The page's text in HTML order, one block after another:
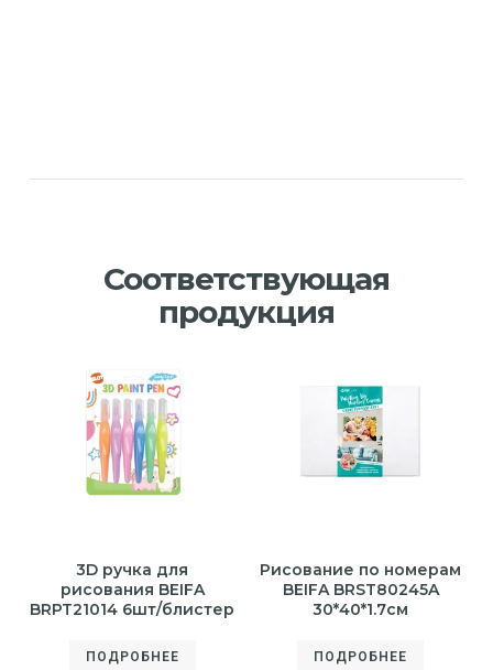
Соответствующая
продукция
3D ручка для
рисования BEIFA
BRPT21014 6шт/блистер
ПОДРОБНЕЕ
Рисование по номерам
BEIFA BRST80245A
30*40*1.7см
ПОДРОБНЕЕ